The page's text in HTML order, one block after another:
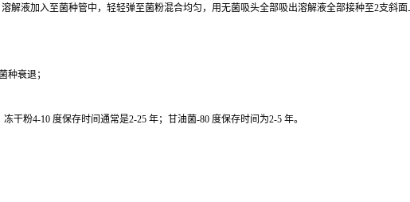
解液加入至菌种管中，轻轻弹至菌粉混合均匀，用无菌吸头全部吸出溶解液全部接种至2支斜
种衰退；
粉4-10 度保存时间通常是2-25 年；甘油菌-80 度保存时间为2-5 年。